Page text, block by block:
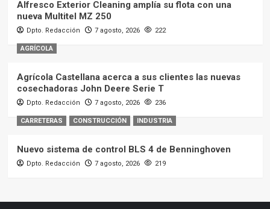
Alfresco Exterior Cleaning amplía su flota con una
nueva Multitel MZ 250
Dpto. Redacción 7 agosto, 2026 222
AGRÍCOLA
Agrícola Castellana acerca a sus clientes las nuevas
cosechadoras John Deere Serie T
Dpto. Redacción 7 agosto, 2026 236
CARRETERAS CONSTRUCCIÓN INDUSTRIA
Nuevo sistema de control BLS 4 de Benninghoven
Dpto. Redacción 7 agosto, 2026 219